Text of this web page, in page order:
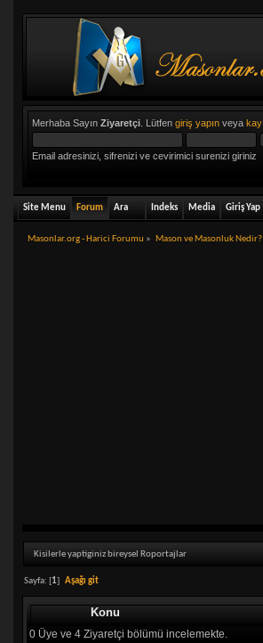
Merhaba Sayın Ziyaretçi. Lütfen giriş yapınveya
Email adresinizi, sifrenizi ve cevirimici surenizi giriniz
Site Menu Forum Ara Indeks Media Giriş Yap
Masonlar.org - Harici Forumu » Mason ve Masonluk Nedir?
Kisilerle yaptiginiz bireysel Roportajlar
Sayfa: [1] Aşağı git
Konu
0 Üye ve 4 Ziyaretçi bölümü incelemekte.